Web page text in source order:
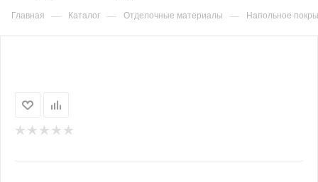
Главная — Каталог — Отделочные материалы — Напольное